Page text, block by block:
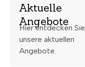
Aktuelle
Angebote
Hier entdecken Sie
unsere aktuellen
Angebote.